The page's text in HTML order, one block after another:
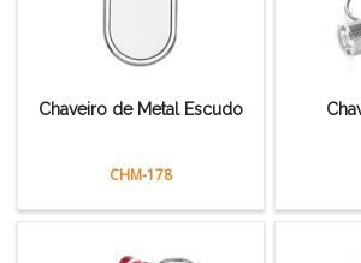
Chaveiro de Metal Escudo
CHM-178